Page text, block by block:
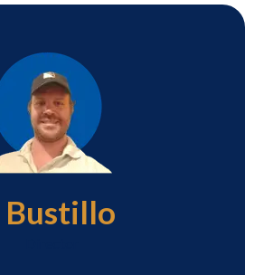
Bustillo